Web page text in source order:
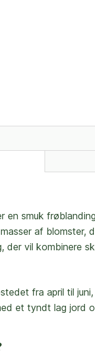
en smuk
af
der vil kombinere
fra april til
et tyndt lag jord